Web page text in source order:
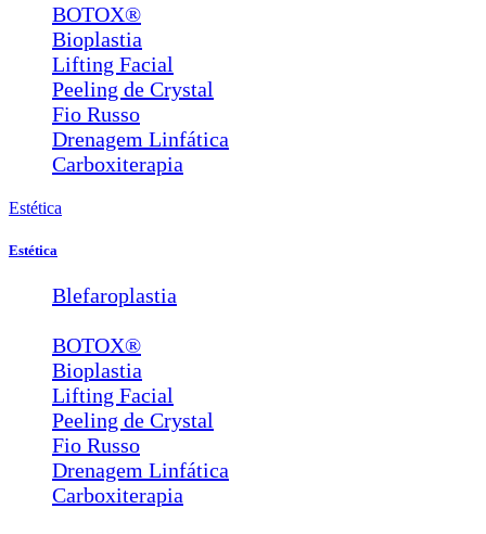
BOTOX®
Bioplastia
Lifting Facial
Peeling de Crystal
Fio Russo
Drenagem Linfática
Carboxiterapia
Estética
Estética
Blefaroplastia
BOTOX®
Bioplastia
Lifting Facial
Peeling de Crystal
Fio Russo
Drenagem Linfática
Carboxiterapia